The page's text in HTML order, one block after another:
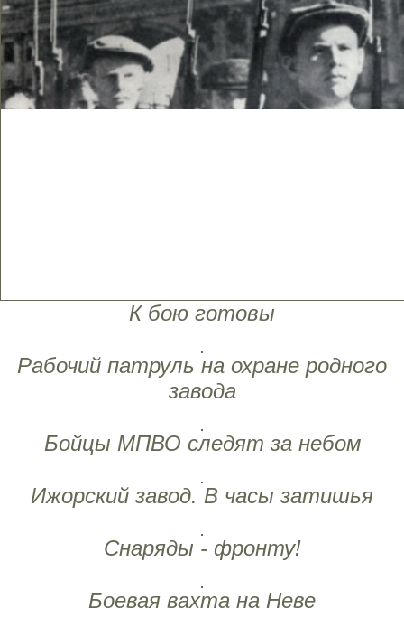
К бою готовы
Рабочий патруль на охране родного
завода
Бойцы МПВО следят за небом
Ижорский завод. В часы затишья
Снаряды - фронту!
Боевая вахта на Неве